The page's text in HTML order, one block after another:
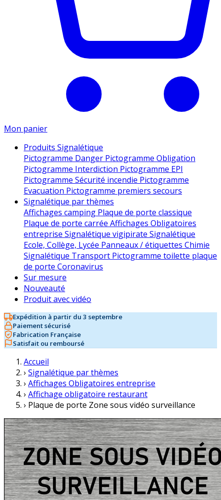
Mon panier
Produits Signalétique
Pictogramme Danger Pictogramme Obligation
Pictogramme Interdiction Pictogramme EPI
Pictogramme Sécurité incendie Pictogramme
Evacuation Pictogramme premiers secours
Signalétique par thèmes
Affichages camping Plaque de porte classique
Plaque de porte carrée Affichages Obligatoires
entreprise Signalétique vigipirate Signalétique
Ecole, Collège, Lycée Panneaux / étiquettes Chimie
Signalétique Transport Pictogramme toilette plaque
de porte Coronavirus
Sur mesure
Nouveauté
Produit avec vidéo
Expédition à partir du 3 septembre
Paiement sécurisé
Fabrication Française
Satisfait ou remboursé
Accueil
› Signalétique par thèmes
› Affichages Obligatoires entreprise
› Affichage obligatoire restaurant
› Plaque de porte Zone sous vidéo surveillance